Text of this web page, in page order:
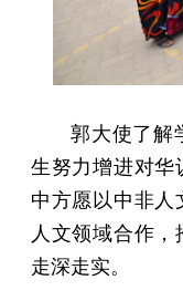
郭大使了解
生努力增进对华
中方愿以中非人
人文领域合作
走深走实。